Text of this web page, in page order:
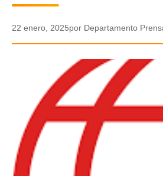
POLICIAL
POLÍTICA
AUDIOS
VIDEOS
GALERIA DE FOTOS
22 enero, 2025por Departamento